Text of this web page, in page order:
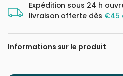
Expédition sous 24 h
livraison offerte dès €45
Informations sur le produit
Marque